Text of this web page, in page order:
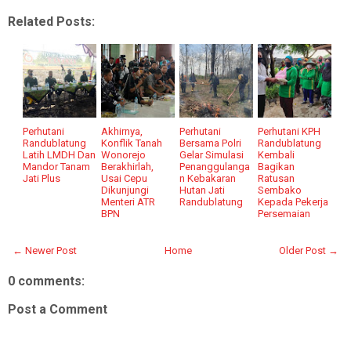
Related Posts:
Perhutani
Randublatung
Latih LMDH Dan
Mandor Tanam
Jati Plus
Akhirnya,
Konflik Tanah
Wonorejo
Berakhirlah,
Usai Cepu
Dikunjungi
Menteri ATR
BPN
Perhutani
Bersama Polri
Gelar Simulasi
Penanggulanga
n Kebakaran
Hutan Jati
Randublatung
Perhutani KPH
Randublatung
Kembali
Bagikan
Ratusan
Sembako
Kepada Pekerja
Persemaian
← Newer Post Older Post →
Home
0 comments:
Post a Comment